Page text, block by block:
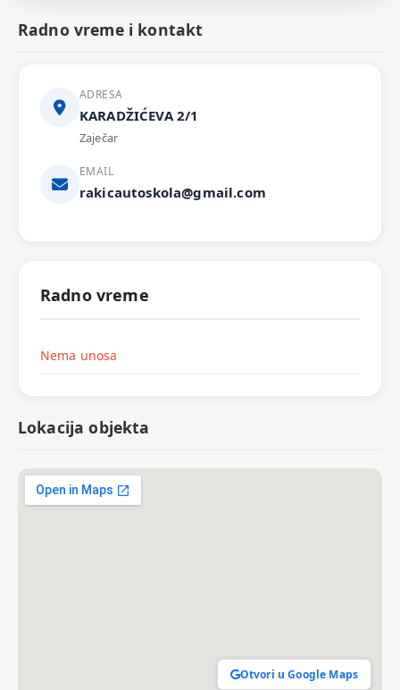
Radno vreme i kontakt
ADRESA
KARADŽIĆEVA 2/1
Zaječar
EMAIL
rakicautoskola@gmail.com
Radno vreme
Nema unosa
Lokacija objekta
Otvori u Google Maps